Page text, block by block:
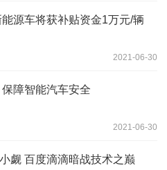
源车将获补贴资金1万元/辆
2021-06-30
障智能汽车安全
2021-06-30
觑 百度滴滴暗战技术之巅